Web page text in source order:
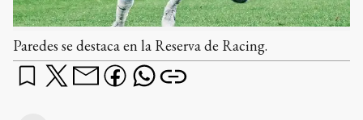
Paredes se destaca en la Reserva de Racing.